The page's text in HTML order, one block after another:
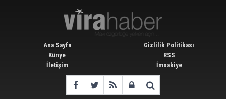
Ana Sayfa
Künye
İletişim
Gizlilik Politikası
RSS
İmsakiye